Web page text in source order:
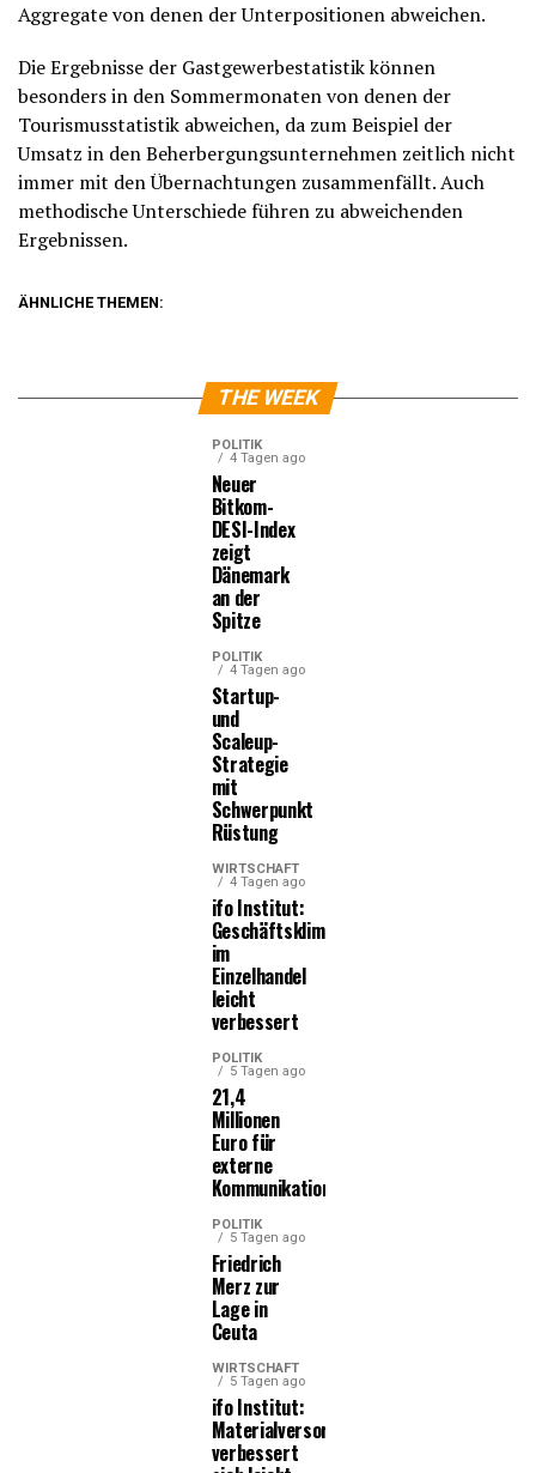
Aggregate von denen der Unterpositionen abweichen.
Die Ergebnisse der Gastgewerbestatistik können
besonders in den Sommermonaten von denen der
Tourismusstatistik abweichen, da zum Beispiel der
Umsatz in den Beherbergungsunternehmen zeitlich nicht
immer mit den Übernachtungen zusammenfällt. Auch
methodische Unterschiede führen zu abweichenden
Ergebnissen.
ÄHNLICHE THEMEN:
THE WEEK
POLITIK
4 Tagen ago
Neuer
Bitkom-
DESI-Index
zeigt
Dänemark
an der
Spitze
POLITIK
4 Tagen ago
Startup-
und
Scaleup-
Strategie
mit
Schwerpunkt
Rüstung
WIRTSCHAFT
4 Tagen ago
ifo Institut:
Geschäftsklima
im
Einzelhandel
leicht
verbessert
POLITIK
5 Tagen ago
21,4
Millionen
Euro für
externe
Kommunikationsleistungen
POLITIK
5 Tagen ago
Friedrich
Merz zur
Lage in
Ceuta
WIRTSCHAFT
5 Tagen ago
ifo Institut:
Materialversorgung
verbessert